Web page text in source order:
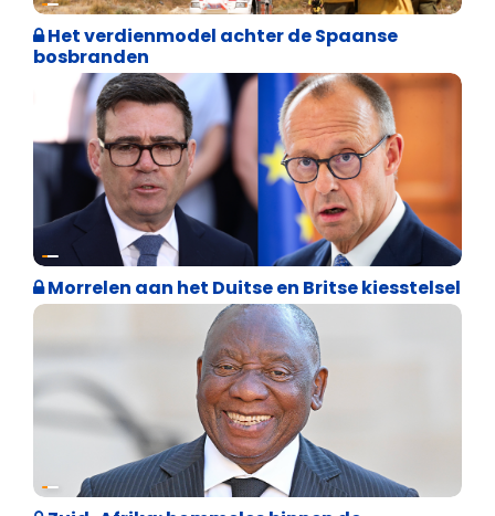
Het verdienmodel achter de Spaanse
bosbranden
Internationale politiek
Morrelen aan het Duitse en Britse kiesstelsel
Weekblad 't Pallieterke